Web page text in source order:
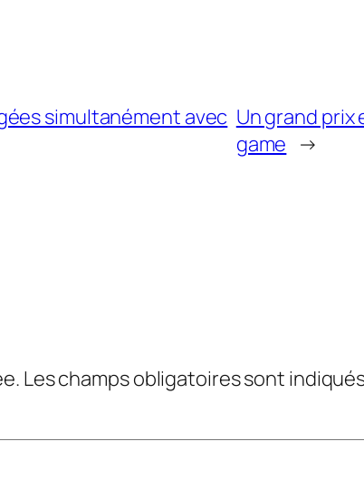
simultanément avec Un grand prix
game →
Les champs obligatoires sont